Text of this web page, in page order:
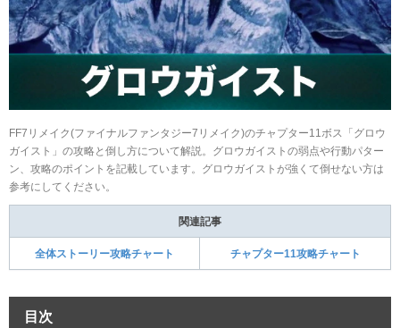
FF7リメイク(ファイナルファンタジー7リメイク)のチャプター11ボス「グロウ
ガイスト」の攻略と倒し方について解説。グロウガイストの弱点や行動パター
ン、攻略のポイントを記載しています。グロウガイストが強くて倒せない方は
参考にしてください。
関連記事
全体ストーリー攻略チャート チャプター11攻略チャート
目次